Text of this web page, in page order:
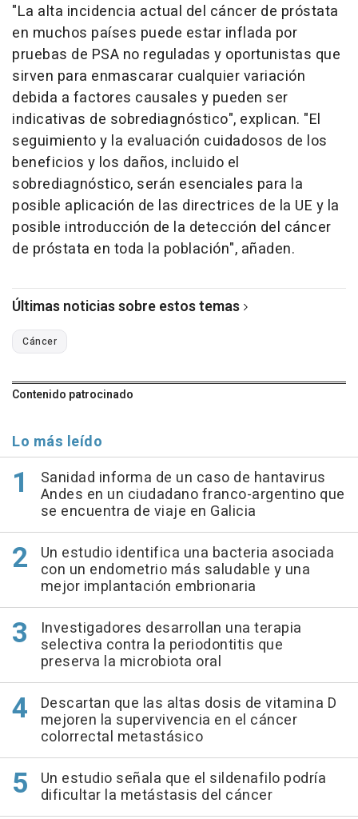
"La alta incidencia actual del cáncer de próstata
en muchos países puede estar inflada por
pruebas de PSA no reguladas y oportunistas que
sirven para enmascarar cualquier variación
debida a factores causales y pueden ser
indicativas de sobrediagnóstico", explican. "El
seguimiento y la evaluación cuidadosos de los
beneficios y los daños, incluido el
sobrediagnóstico, serán esenciales para la
posible aplicación de las directrices de la UE y la
posible introducción de la detección del cáncer
de próstata en toda la población", añaden.
Últimas noticias sobre estos temas
Cáncer
Contenido patrocinado
Lo más leído
Sanidad informa de un caso de hantavirus
Andes en un ciudadano franco-argentino que
se encuentra de viaje en Galicia
Un estudio identifica una bacteria asociada
con un endometrio más saludable y una
mejor implantación embrionaria
Investigadores desarrollan una terapia
selectiva contra la periodontitis que
preserva la microbiota oral
Descartan que las altas dosis de vitamina D
mejoren la supervivencia en el cáncer
colorrectal metastásico
Un estudio señala que el sildenafilo podría
dificultar la metástasis del cáncer